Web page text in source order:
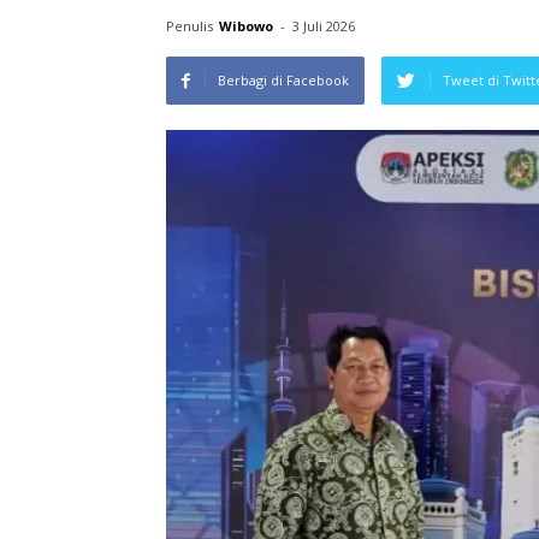
Penulis Wibowo - 3 Juli 2026
Berbagi di Facebook Tweet di